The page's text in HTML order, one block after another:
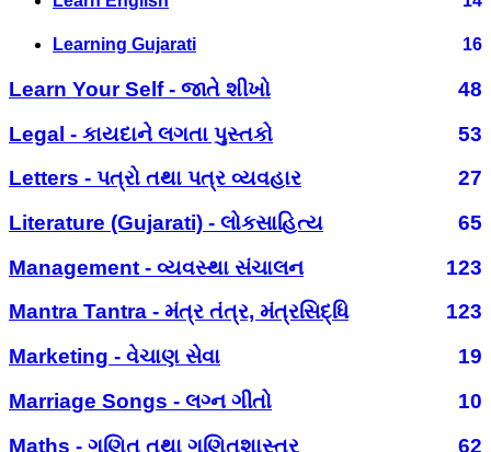
Learning Gujarati 16
Learn Your Self - જાતે શીખો
48
Legal - કાયદાને લગતા પુસ્તકો
53
Letters - પત્રો તથા પત્ર વ્યવહાર
27
Literature (Gujarati) - લોકસાહિત્ય
65
Management - વ્યવસ્થા સંચાલન
123
Mantra Tantra - મંત્ર તંત્ર, મંત્રસિદ્ધિ
123
Marketing - વેચાણ સેવા
19
Marriage Songs - લગ્ન ગીતો
10
Maths - ગણિત તથા ગણિતશાસ્ત્ર
62